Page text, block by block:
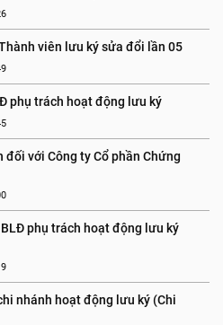
viên lưu ký sửa đổi lần 05
phụ trách hoạt động lưu ký
với Công ty Cổ phần Chứng
phụ trách hoạt động lưu ký
nhánh hoạt động lưu ký (Chi